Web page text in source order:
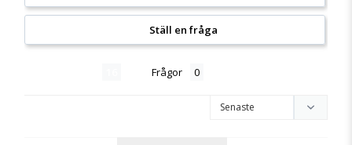
Ställ en fråga
Frågor